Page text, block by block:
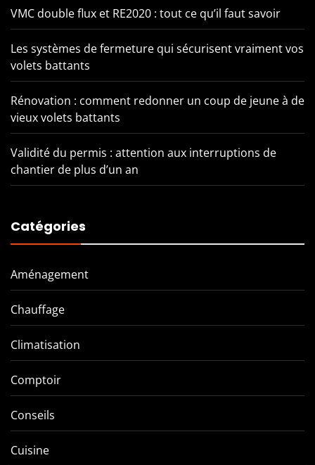
VMC double flux et RE2020 : tout ce qu’il faut savoir
Les systèmes de fermeture qui sécurisent vraiment vos
volets battants
Rénovation : comment redonner un coup de jeune à de
vieux volets battants
Validité du permis : attention aux interruptions de
chantier de plus d’un an
Catégories
Aménagement
Chauffage
Climatisation
Comptoir
Conseils
Cuisine